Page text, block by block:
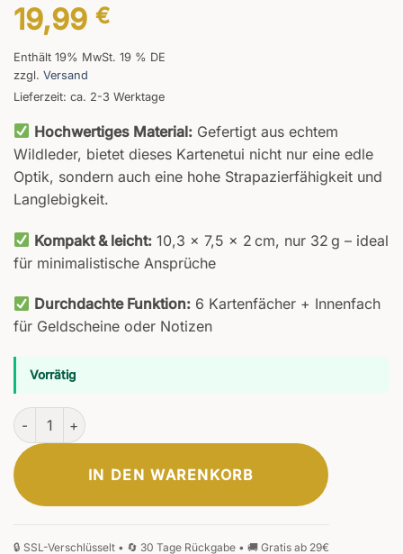
19,99 €
Enthält 19% MwSt. 19 % DE
zzgl. Versand
Lieferzeit: ca. 2-3 Werktage
Hochwertiges Material: Gefertigt aus echtem
Wildleder, bietet dieses Kartenetui nicht nur eine edle
Optik, sondern auch eine hohe Strapazierfähigkeit und
Langlebigkeit.
Kompakt & leicht: 10,3 × 7,5 × 2 cm, nur 32 g – ideal
für minimalistische Ansprüche
Durchdachte Funktion: 6 Kartenfächer + Innenfach
für Geldscheine oder Notizen
Vorrätig
Vivida Kartenetui Menge
IN DEN WARENKORB